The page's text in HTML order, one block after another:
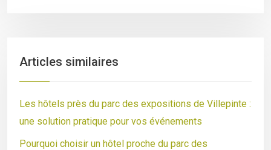
Articles similaires
Les hôtels près du parc des expositions de Villepinte :
une solution pratique pour vos événements
Pourquoi choisir un hôtel proche du parc des